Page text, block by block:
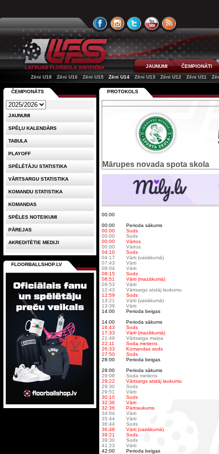
JAUNUMI
ČEMPIONĀTI
Zēni U18
Zēni U16 Zēni U15 Zēni U14 Zēni U13 Zēni U12 Zēni U11
PROTOKOLS
Mārupes novada spota skola
00:00
00:00
Perioda sākums
00:00
Sods
00:00
Sods
00:00
Vārtos
00:00
Vārtos
04:10
Sods
04:17
Vārti (vairākumā)
07:43
Vārti
08:04
Vārti
08:15
Sods
08:51
Vārti (mazākumā)
09:53
Vārti
12:43
Vārtsargs atstāj laukumu
12:59
Sods
13:21
Vārti (vairākumā)
13:39
Vārti
14:00
Perioda beigas
14:00
Perioda sākums
16:43
Sods
17:33
Vārti (mazākumā)
21:49
Vārtsarga maiņa
22:11
Soda metiens
26:33
Komandas sods
27:50
Sods
28:00
Perioda beigas
28:00
Perioda sākums
29:08
Soda metiens
29:22
Vārtsargs atstāj laukumu
29:30
Sods
29:51
Vārti
30:10
Sods
32:36
Vārti
32:36
Pārtraukums
34:04
Vārti
35:44
Vārti
36:44
Sods
36:48
Vārti (vairākumā)
39:21
Sods
39:30
Sods
41:23
Vārti
42:00
Perioda beigas
ČEMPIONĀTS
JAUNUMI
SPĒĻU KALENDĀRS
TABULA
PLAYOFF
SPĒLĒTĀJU STATISTIKA
VĀRTSARGU STATISTIKA
KOMANDU STATISTIKA
KOMANDAS
SPĒLES NOTEIKUMI
PĀREJAS
AKREDITĒTIE MEDIJI
FLOORBALLSHOP.LV